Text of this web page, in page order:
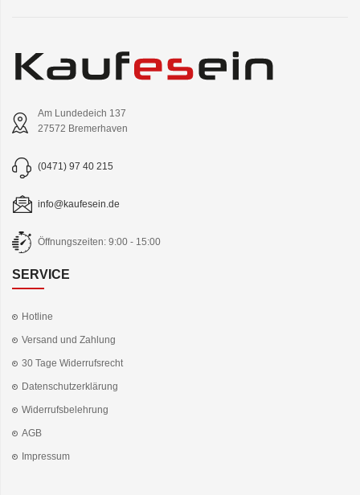
Am Lundedeich 137
27572 Bremerhaven
(0471) 97 40 215
info@kaufesein.de
Öffnungszeiten: 9:00 - 15:00
SERVICE
Hotline
Versand und Zahlung
30 Tage Widerrufsrecht
Datenschutzerklärung
Widerrufsbelehrung
AGB
Impressum